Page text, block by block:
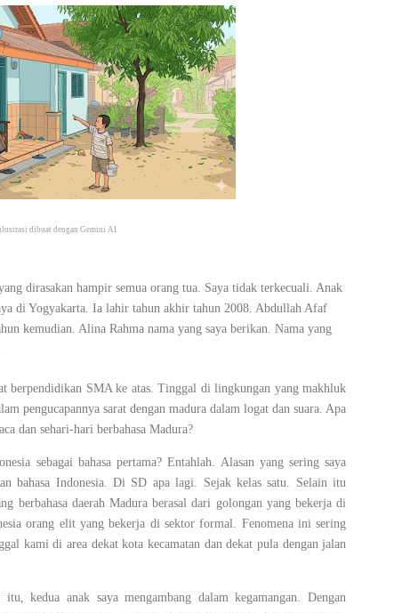
ilustrasi dibuat dengan Gemini AI
dirasakan hampir semua orang tua. Saya tidak terkecuali. Anak
di Yogyakarta. Ia lahir tahun akhir tahun 2008. Abdullah Afaf
kemudian. Alina Rahma nama yang saya berikan. Nama yang
berpendidikan SMA ke atas. Tinggal di lingkungan yang makhluk
pengucapannya sarat dengan madura dalam logat dan suara. Apa
dan sehari-hari berbahasa Madura?
sebagai bahasa pertama? Entahlah. Alasan yang sering saya
bahasa Indonesia. Di SD apa lagi. Sejak kelas satu. Selain itu
berbahasa daerah Madura berasal dari golongan yang bekerja di
orang elit yang bekerja di sektor formal. Fenomena ini sering
kami di area dekat kota kecamatan dan dekat pula dengan jalan
kedua anak saya mengambang dalam kegamangan. Dengan